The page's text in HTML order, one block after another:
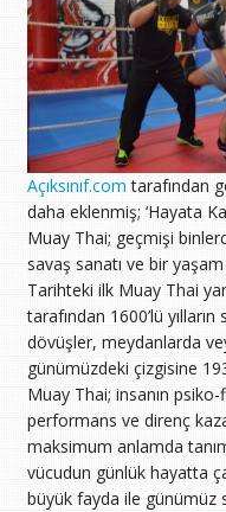
Açıksınıf.com tarafından
daha eklenmiş; ‘Hayata
Muay Thai; geçmişi
savaş sanatı ve bir
Tarihteki ilk Muay Thai
tarafından 1600’lü
dövüşler, meydanlarda
günümüzdeki çizgisine
Muay Thai; insanın
performans ve direnç
maksimum anlamda
vücudun günlük hayatta
büyük fayda ile günümüz